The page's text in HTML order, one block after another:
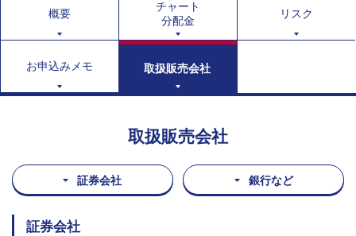
概要
チャート
分配金
リスク
お申込みメモ 取扱販売会社
取扱販売会社
証券会社 銀行など
証券会社